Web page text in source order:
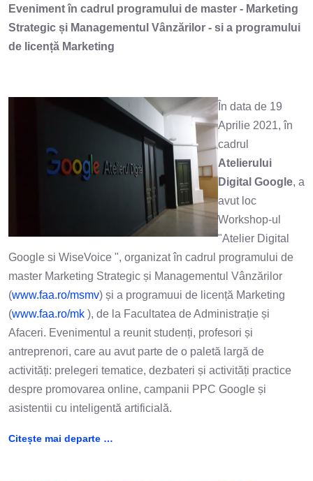
Eveniment în cadrul programului de master - Marketing
Strategic și Managementul Vânzărilor - si a programului
de licență Marketing
În data de 19
Aprilie 2021, în
cadrul
Atelierului
Digital Google, a
avut loc
Workshop-ul
"Atelier Digital
Google si WiseVoice ", organizat în cadrul programului de
master Marketing Strategic și Managementul Vânzărilor
(www.faa.ro/msmv) și a programuui de licență Marketing
(www.faa.ro/mk ), de la Facultatea de Administrație și
Afaceri. Evenimentul a reunit studenți, profesori și
antreprenori, care au avut parte de o paletă largă de
activități: prelegeri tematice, dezbateri și activități practice
despre promovarea online, campanii PPC Google și
asistentii cu inteligentă artificială.
Citește mai departe …